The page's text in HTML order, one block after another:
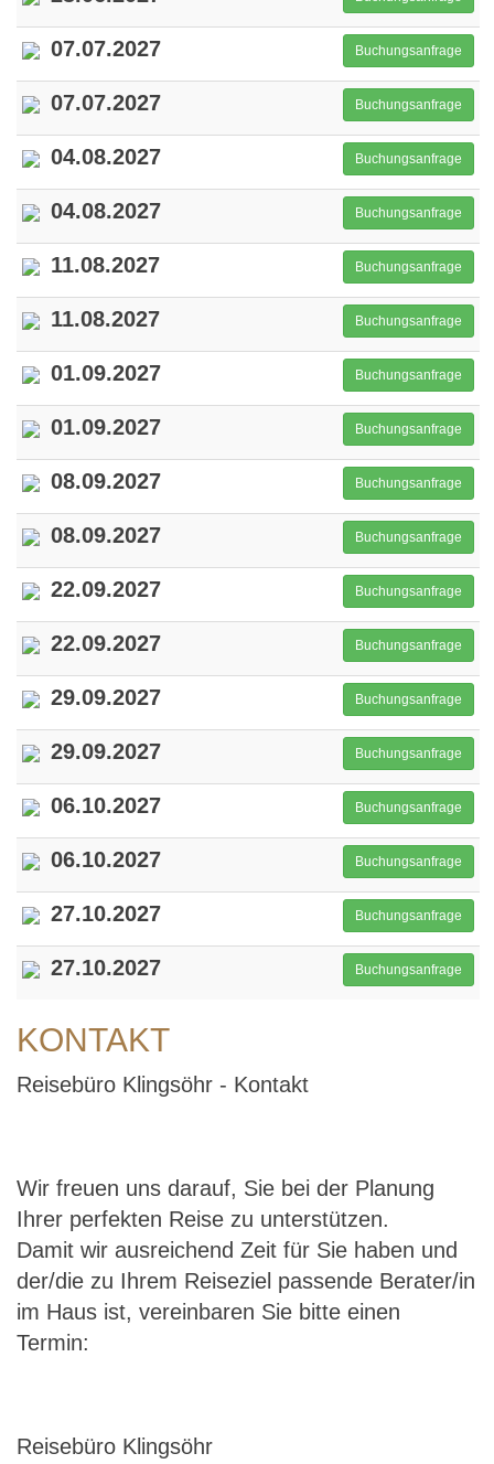
07.07.2027 Buchungsanfrage
07.07.2027 Buchungsanfrage
04.08.2027 Buchungsanfrage
04.08.2027 Buchungsanfrage
11.08.2027 Buchungsanfrage
11.08.2027 Buchungsanfrage
01.09.2027 Buchungsanfrage
01.09.2027 Buchungsanfrage
08.09.2027 Buchungsanfrage
08.09.2027 Buchungsanfrage
22.09.2027 Buchungsanfrage
22.09.2027 Buchungsanfrage
29.09.2027 Buchungsanfrage
29.09.2027 Buchungsanfrage
06.10.2027 Buchungsanfrage
06.10.2027 Buchungsanfrage
27.10.2027 Buchungsanfrage
27.10.2027 Buchungsanfrage
KONTAKT
Reisebüro Klingsöhr - Kontakt
Wir freuen uns darauf, Sie bei der Planung
Ihrer perfekten Reise zu unterstützen.
Damit wir ausreichend Zeit für Sie haben und
der/die zu Ihrem Reiseziel passende Berater/in
im Haus ist, vereinbaren Sie bitte einen
Termin:
Reisebüro Klingsöhr